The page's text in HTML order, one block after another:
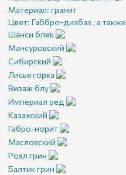
Материал: гранит
Цвет: Габбро-диабаз , а также
Шанси блек
Мансуровский
Сибирский
Лисья горка
Визаж блу
Империал ред
Казахский
Габро-норит
Масловский
Роял грин
Балтик грин